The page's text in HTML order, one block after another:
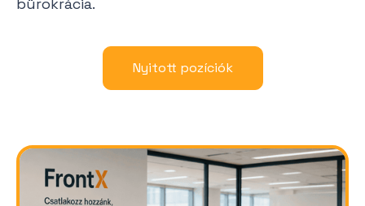
Nyitott pozíciók